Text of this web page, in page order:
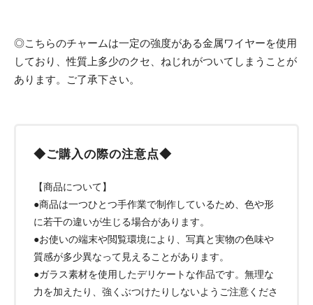
◎こちらのチャームは一定の強度がある金属ワイヤーを使用
しており、性質上多少のクセ、ねじれがついてしまうことが
あります。ご了承下さい。
◆ご購入の際の注意点◆
【商品について】
●商品は一つひとつ手作業で制作しているため、色や形
に若干の違いが生じる場合があります。
●お使いの端末や閲覧環境により、写真と実物の色味や
質感が多少異なって見えることがあります。
●ガラス素材を使用したデリケートな作品です。無理な
力を加えたり、強くぶつけたりしないようご注意くださ